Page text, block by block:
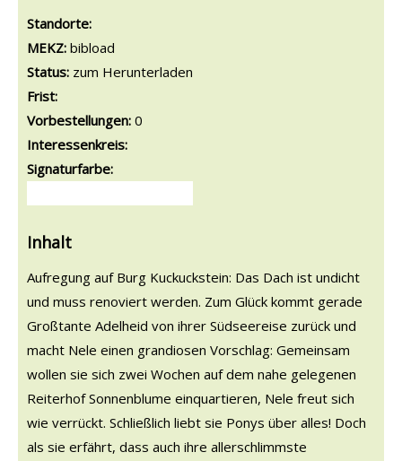
Standorte:
MEKZ: bibload
Status: zum Herunterladen
Frist:
Vorbestellungen: 0
Interessenkreis:
Signaturfarbe:
Inhalt
Aufregung auf Burg Kuckuckstein: Das Dach ist undicht
und muss renoviert werden. Zum Glück kommt gerade
Großtante Adelheid von ihrer Südseereise zurück und
macht Nele einen grandiosen Vorschlag: Gemeinsam
wollen sie sich zwei Wochen auf dem nahe gelegenen
Reiterhof Sonnenblume einquartieren, Nele freut sich
wie verrückt. Schließlich liebt sie Ponys über alles! Doch
als sie erfährt, dass auch ihre allerschlimmste